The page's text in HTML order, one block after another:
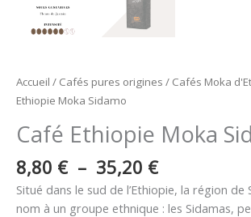
Accueil / Cafés pures origines / Cafés Moka
Ethiopie Moka Sidamo
Café Ethiopie Moka
8,80 € – 35,20 €
Situé dans le sud de l’Ethiopie, la région
nom à un groupe ethnique : les Sidamas,